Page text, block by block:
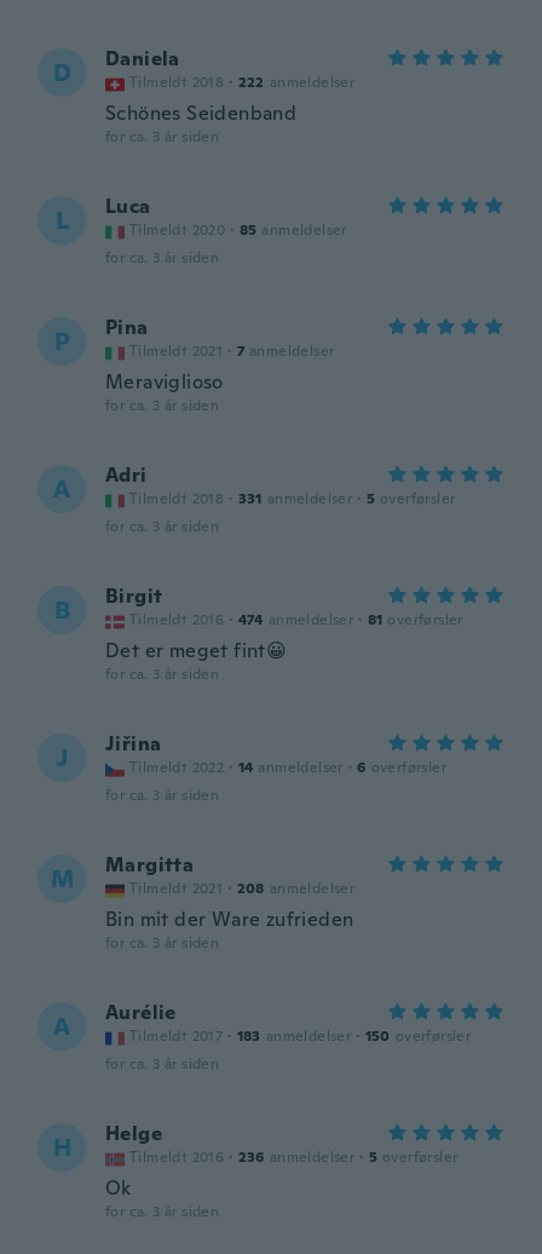
D Daniela
Tilmeldt 2018 · 222 anmeldelser
Schönes Seidenband
for ca. 3 år siden
L Luca
Tilmeldt 2020 · 85 anmeldelser
for ca. 3 år siden
P Pina
Tilmeldt 2021 · 7 anmeldelser
Meraviglioso
for ca. 3 år siden
A Adri
Tilmeldt 2018 · 331 anmeldelser · 5 overførsler
for ca. 3 år siden
B Birgit
Tilmeldt 2016 · 474 anmeldelser · 81 overførsler
Det er meget fint😀
for ca. 3 år siden
J Jiřina
Tilmeldt 2022 · 14 anmeldelser · 6 overførsler
for ca. 3 år siden
M Margitta
Tilmeldt 2021 · 208 anmeldelser
Bin mit der Ware zufrieden
for ca. 3 år siden
A Aurélie
Tilmeldt 2017 · 183 anmeldelser · 150 overførsler
for ca. 3 år siden
H Helge
Tilmeldt 2016 · 236 anmeldelser · 5 overførsler
Ok
for ca. 3 år siden